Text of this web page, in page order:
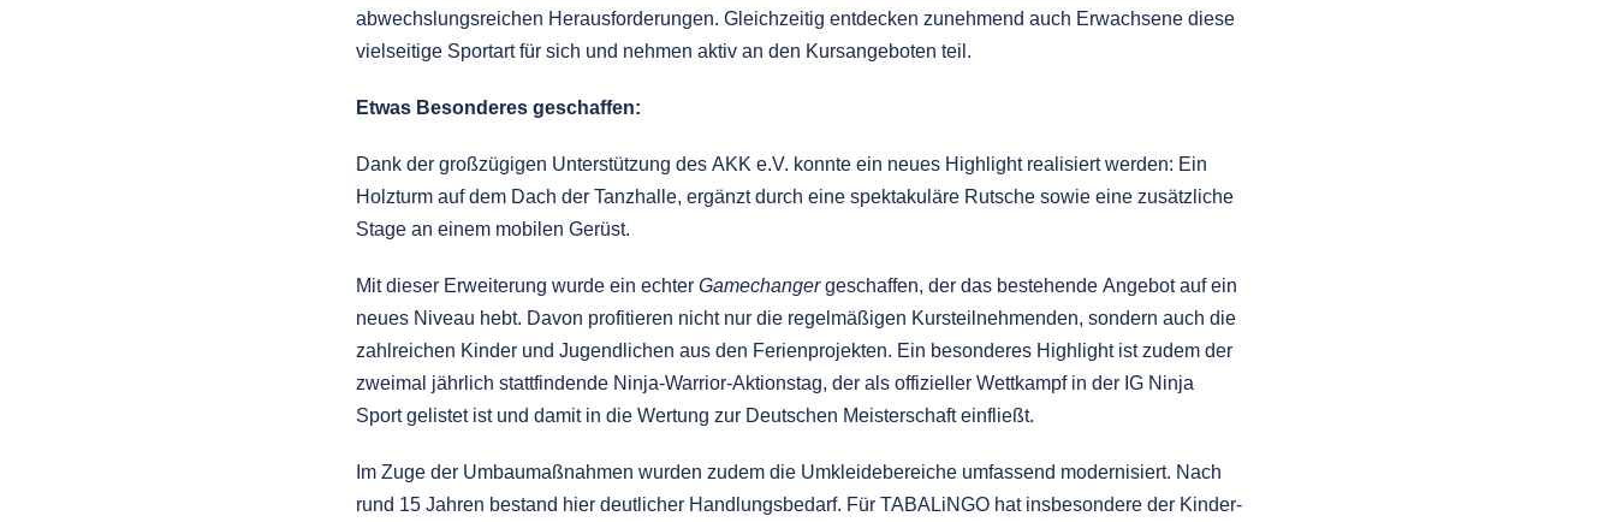
abwechslungsreichen Herausforderungen. Gleichzeitig entdecken zunehmend auch Erwachsene diese
vielseitige Sportart für sich und nehmen aktiv an den Kursangeboten teil.
Etwas Besonderes geschaffen:
Dank der großzügigen Unterstützung des AKK e.V. konnte ein neues Highlight realisiert werden: Ein
Holzturm auf dem Dach der Tanzhalle, ergänzt durch eine spektakuläre Rutsche sowie eine zusätzliche
Stage an einem mobilen Gerüst.
Mit dieser Erweiterung wurde ein echterGamechangergeschaffen, der das bestehende Angebot auf ein
neues Niveau hebt. Davon profitieren nicht nur die regelmäßigen Kursteilnehmenden, sondern auch die
zahlreichen Kinder und Jugendlichen aus den Ferienprojekten. Ein besonderes Highlight ist zudem der
zweimal jährlich stattfindende Ninja-Warrior-Aktionstag, der als offizieller Wettkampf in der IG Ninja
Sport gelistet ist und damit in die Wertung zur Deutschen Meisterschaft einfließt.
Im Zuge der Umbaumaßnahmen wurden zudem die Umkleidebereiche umfassend modernisiert. Nach
rund 15 Jahren bestand hier deutlicher Handlungsbedarf. Für TABALiNGO hat insbesondere der Kinder-